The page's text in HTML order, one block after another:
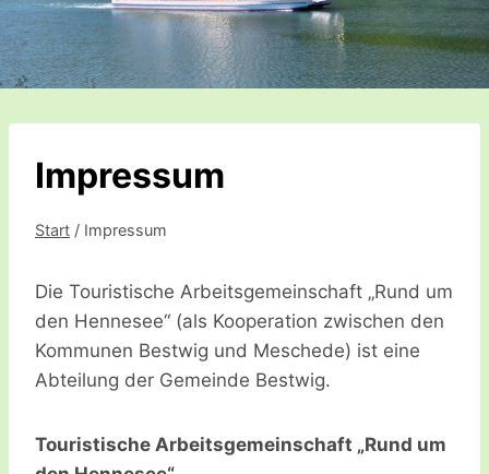
Impressum
Start / Impressum
Die Touristische Arbeitsgemeinschaft „Rund um
den Hennesee“ (als Kooperation zwischen den
Kommunen Bestwig und Meschede) ist eine
Abteilung der Gemeinde Bestwig.
Touristische Arbeitsgemeinschaft „Rund um